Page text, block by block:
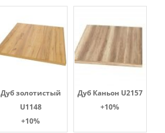
Дуб золотистый
U1148
+10%
Дуб Каньон U2157
+10%